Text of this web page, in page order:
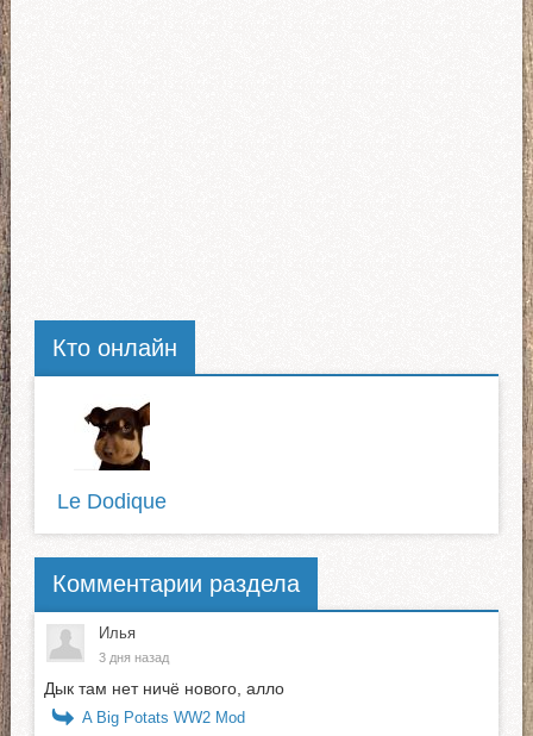
Кто онлайн
Le Dodique
Комментарии раздела
Илья
3 дня назад
Дык там нет ничё нового, алло
A Big Potats WW2 Mod